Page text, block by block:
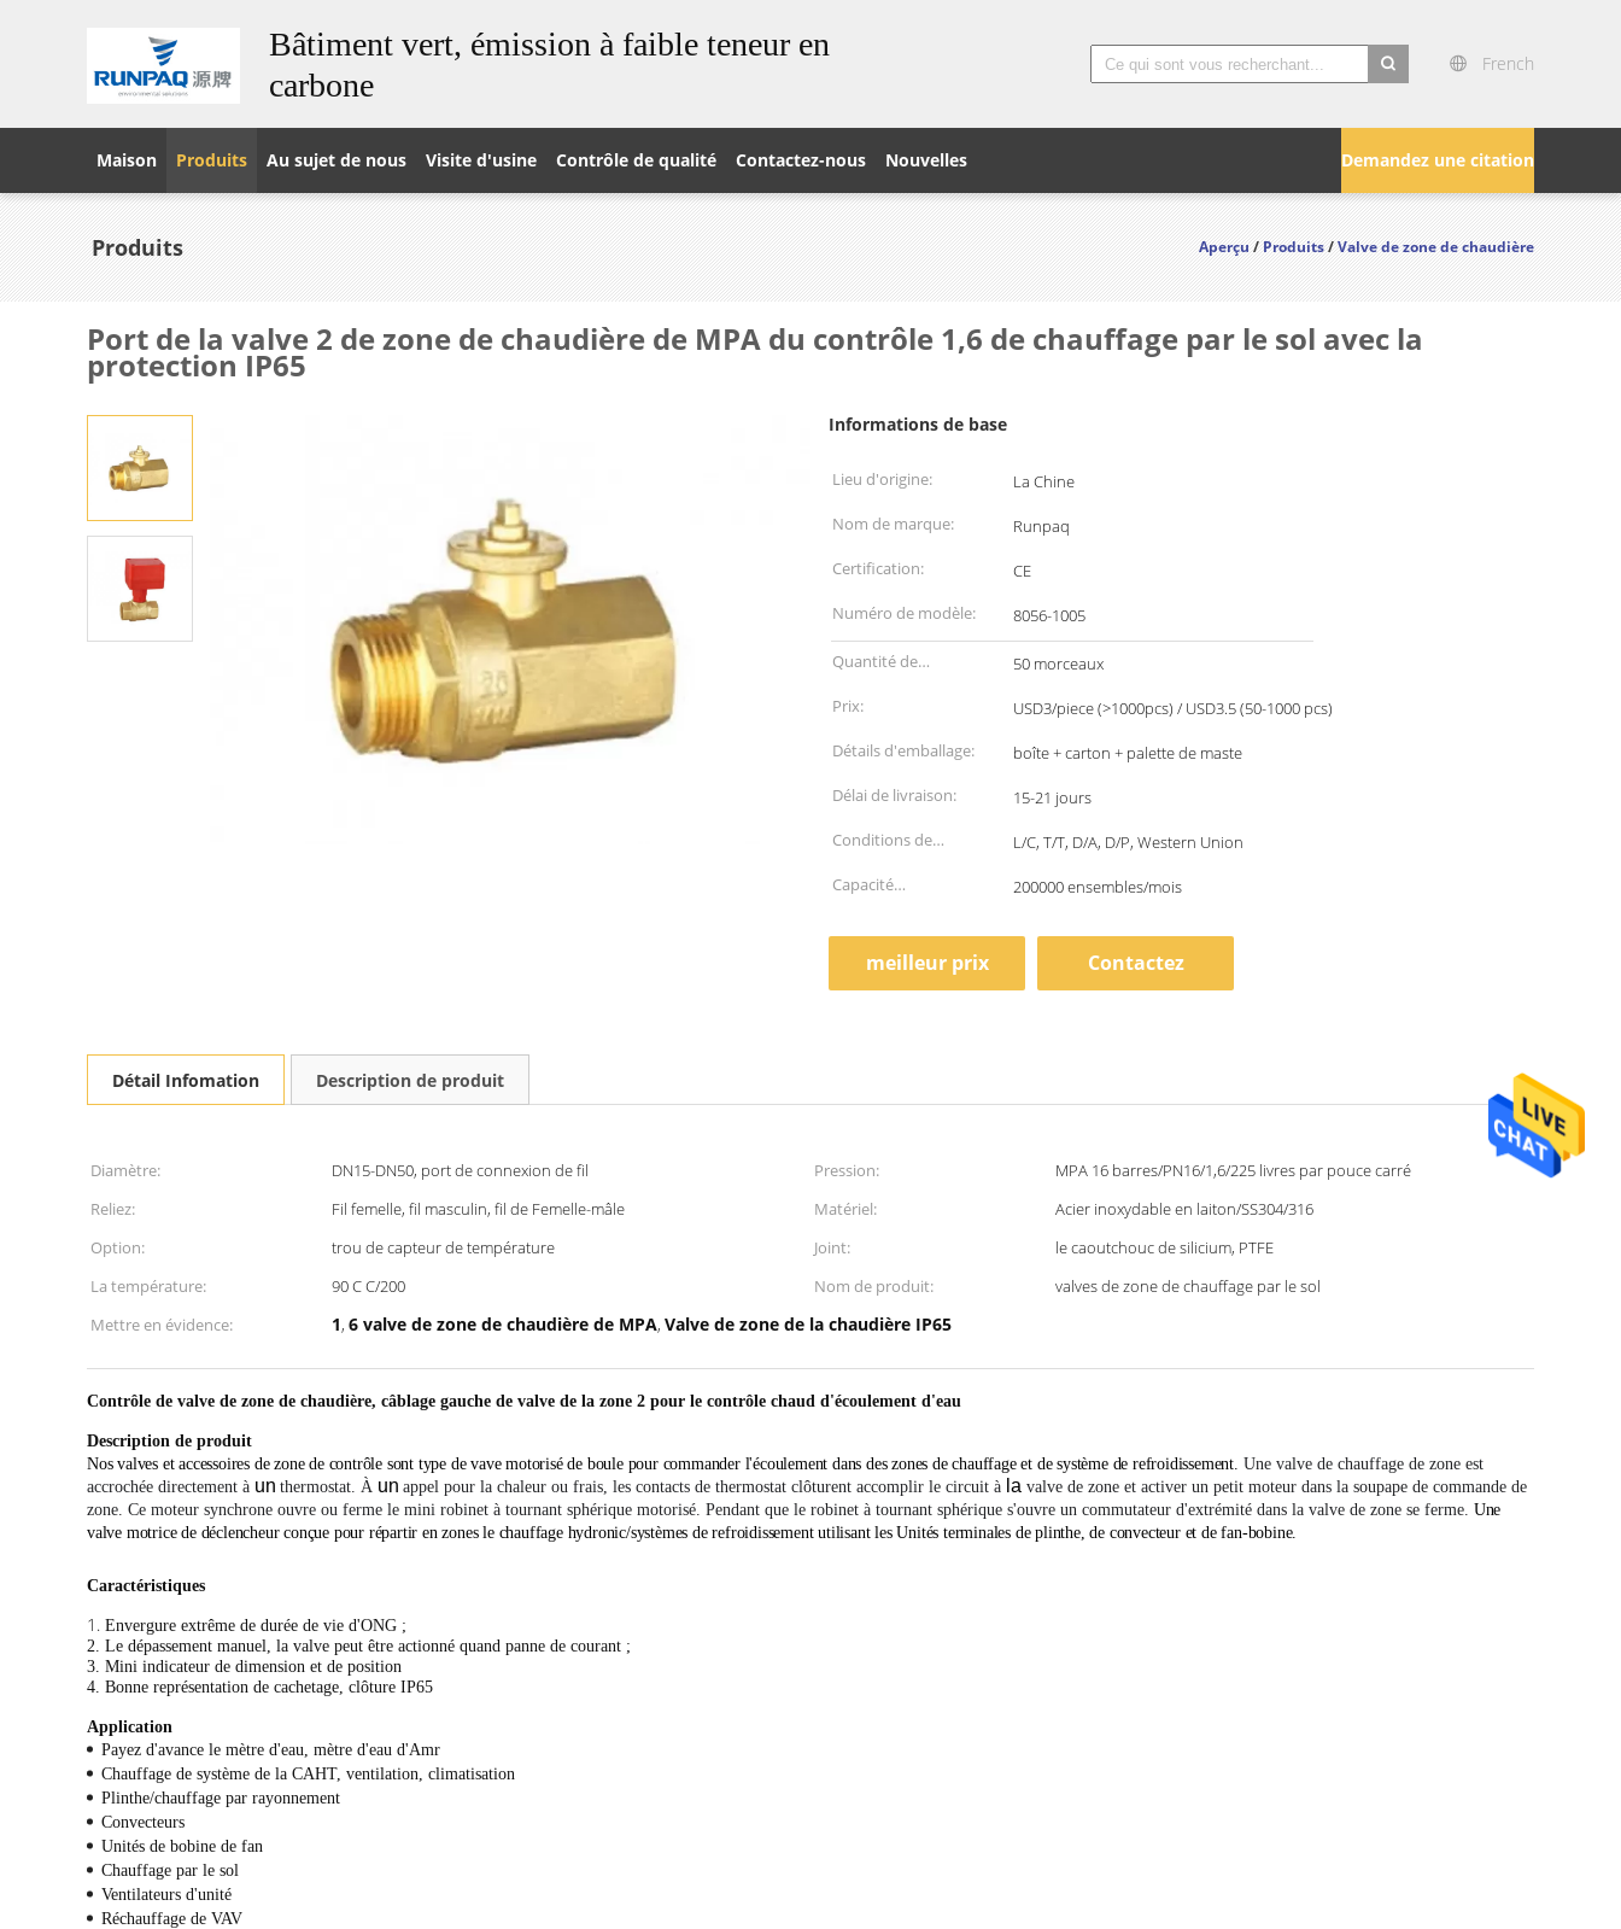
Bâtiment vert, émission à faible teneur en
carbone
French
Demandez une citation
Maison Produits Au sujet de nous Visite d'usine Contrôle de qualité Contactez-nous Nouvelles
Produits Aperçu/Produits/Valve de zone de chaudière
Port de la valve 2 de zone de chaudière de MPA du contrôle 1,6 de chauffage par le sol avec la
protection IP65
Informations de base
Lieu d'origine:
La Chine
Nom de marque:
Runpaq
Certification:
CE
Numéro de modèle:
8056-1005
Quantité de
commande min:
50 morceaux
Prix:
USD3/piece (>1000pcs) / USD3.5 (50-1000 pcs)
Détails d'emballage:
boîte + carton + palette de maste
Délai de livraison:
15-21 jours
Conditions de
paiement:
L/C, T/T, D/A, D/P, Western Union
Capacité
200000 ensembles/mois
meilleur prix Contactez
Détail Infomation Description de produit
Diamètre: DN15-DN50, port de connexion de fil Pression:
MPA 16 barres/PN16/1,6/225 livres par pouce carré
Reliez:
Fil femelle, fil masculin, fil de Femelle-mâle Matériel:
Acier inoxydable en laiton/SS304/316
Option:
trou de capteur de température Joint:
le caoutchouc de silicium, PTFE
La température:
90 C C/200 Nom de produit:
valves de zone de chauffage par le sol
Mettre en évidence:
1, 6 valve de zone de chaudière de MPA, Valve de zone de la chaudière IP65
Contrôle de valve de zone de chaudière, câblage gauche de valve de la zone 2 pour le contrôle chaud d'écoulement d'eau
Description de produit
Nosvalves et accessoires de zone decontrôle sont type de vave motorisé de boule pour commander l'écoulement dans des zones de chauffage et de système de refroidissement. Une valve de chauffage de zone est
accrochée directement à unthermostat. À unappel pour la chaleur ou frais, les contacts de thermostat clôturent accomplir le circuit à la valve de zone et activer un petit moteur dans la soupape de commande de
zone. Ce moteur synchrone ouvre ou ferme le mini robinet à tournant sphérique motorisé. Pendant que le robinet à tournant sphérique s'ouvre un commutateur d'extrémité dans la valve de zone se ferme. Une
valve motrice de déclencheur conçue pour répartir en zones le chauffage hydronic/systèmes de refroidissement utilisant les Unités terminales de plinthe, de convecteur et de fan-bobine.
Caractéristiques
1. Envergure extrême de durée de vie d'ONG ;
2. Le dépassement manuel, la valve peut être actionné quand panne de courant ;
3. Mini indicateur de dimension et de position
4. Bonne représentation de cachetage, clôture IP65
Application
Payez d'avance le mètre d'eau, mètre d'eau d'Amr
Chauffage de système de la CAHT, ventilation, climatisation
Plinthe/chauffage par rayonnement
Convecteurs
Unités de bobine de fan
Chauffage par le sol
Ventilateurs d'unité
Réchauffage de VAV